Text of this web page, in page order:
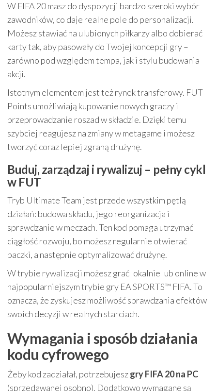
W FIFA 20 masz do dyspozycji bardzo szeroki wybór
zawodników, co daje realne pole do personalizacji.
Możesz stawiać na ulubionych piłkarzy albo dobierać
karty tak, aby pasowały do Twojej koncepcji gry –
zarówno pod względem tempa, jak i stylu budowania
akcji.
Istotnym elementem jest też rynek transferowy. FUT
Points umożliwiają kupowanie nowych graczy i
przeprowadzanie roszad w składzie. Dzięki temu
szybciej reagujesz na zmiany w metagame i możesz
tworzyć coraz lepiej zgraną drużynę.
Buduj, zarządzaj i rywalizuj – pełny cykl
w FUT
Tryb Ultimate Team jest przede wszystkim pętlą
działań: budowa składu, jego reorganizacja i
sprawdzanie w meczach. Ten kod pomaga utrzymać
ciągłość rozwoju, bo możesz regularnie otwierać
paczki, a następnie optymalizować drużynę.
W trybie rywalizacji możesz grać lokalnie lub online w
najpopularniejszym trybie gry EA SPORTS™ FIFA. To
oznacza, że zyskujesz możliwość sprawdzania efektów
swoich decyzji w realnych starciach.
Wymagania i sposób działania
kodu cyfrowego
Żeby kod zadziałał, potrzebujeszgry FIFA 20 na PC
(sprzedawanej osobno). Dodatkowo wymagane są